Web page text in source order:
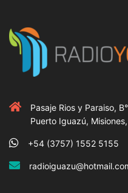
Pasaje Rios y Paraiso,
Puerto Iguazú,
+54 (3757) 1552 5155